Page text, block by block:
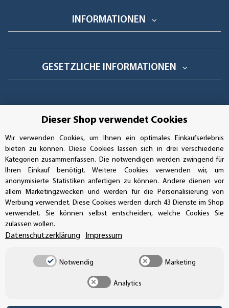
INFORMATIONEN
GESETZLICHE INFORMATIONEN
GEPRÜFTE LEISTUNG
AUFKLEBERDEALER STORE
Handwerkerring 1, D-39326 Wolmirstedt
Bestellungen/Support: +49 (0)39-201-28-98-10
Buchhaltung: +49 (0)39-201-28-98-17
info@aufkleberdealer.de
UNSER AFFILIATE-PROGRAMM
Dieser Shop verwendet Cookies
Wir verwenden Cookies, um Ihnen ein optimales Einkaufserlebnis
bieten zu können. Diese Cookies lassen sich in drei verschiedene
Kategorien zusammenfassen. Die notwendigen werden zwingend für
Ihren Einkauf benötigt. Weitere Cookies verwenden wir, um
anonymisierte Statistiken anfertigen zu können. Andere dienen vor
allem Marketingzwecken und werden für die Personalisierung von
Werbung verwendet. Diese Cookies werden durch 43 Dienste im Shop
verwendet. Sie können selbst entscheiden, welche Cookies Sie
zulassen wollen.
Datenschutzerklärung Impressum
Notwendig Marketing
Analytics